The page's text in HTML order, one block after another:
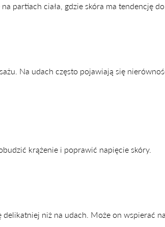
partiach ciała, gdzie skóra ma tendencję
Na udach często pojawiają się
krążenie i poprawić napięcie skóry.
niż na udach. Może on wspierać